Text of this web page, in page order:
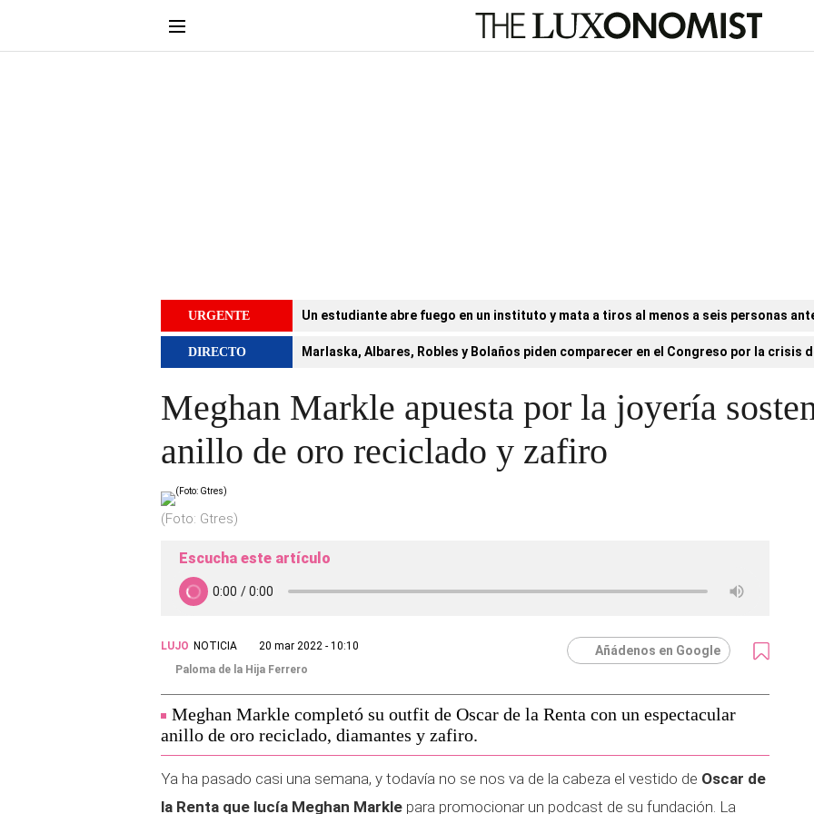
URGENTE Un estudiante abre fuego en un instituto y mata a tiros al menos a seis personas
DIRECTO Marlaska, Albares, Robles y Bolaños piden comparecer en el Congreso por la crisis
Meghan Markle apuesta por la joyería
anillo de oro reciclado y zafiro
(Foto: Gtres)
Escucha este artículo
LUJO NOTICIA
20 mar 2022 - 10:10
Paloma de la Hija Ferrero
Añádenos en Google
Meghan Markle completó su outfit de Oscar de la Renta con un espectacular
anillo de oro reciclado, diamantes y zafiro.
Ya ha pasado casi una semana, y todavía no se nos va de la cabeza el vestido de Oscar de
la Renta que lucía Meghan Markle para promocionar un podcast de su fundación. La